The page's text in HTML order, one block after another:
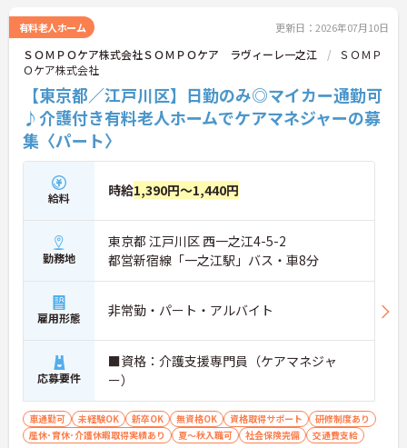
有料老人ホーム 更新日：2026年07月10日
ＳＯＭＰＯケア株式会社ＳＯＭＰＯケア ラヴィーレ一之江
ＳＯＭＰ
Ｏケア株式会社
【東京都／江戸川区】日勤のみ◎マイカー通勤可
♪介護付き有料老人ホームでケアマネジャーの募
集〈パート〉
給料 時給1,390円～1,440円
勤務地
東京都 江戸川区 西一之江4-5-2
都営新宿線「一之江駅」バス・車8分
雇用形態 非常勤・パート・アルバイト
応募要件
■資格：介護支援専門員（ケアマネジャ
ー）
車通勤可 未経験OK 新卒OK 無資格OK 資格取得サポート
研修制度あり
産休･育休･介護休暇取得実績あり
夏～秋入職可 社会保険完備 交通費支給